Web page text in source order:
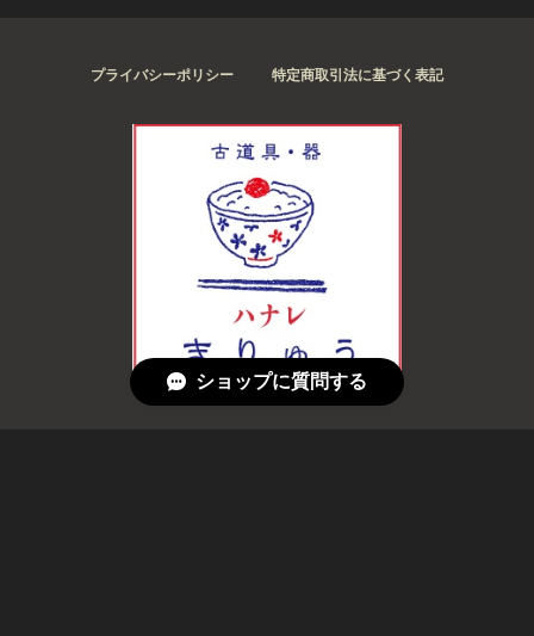
プライバシーポリシー 特定商取引法に基づく表記
ショップに質問する